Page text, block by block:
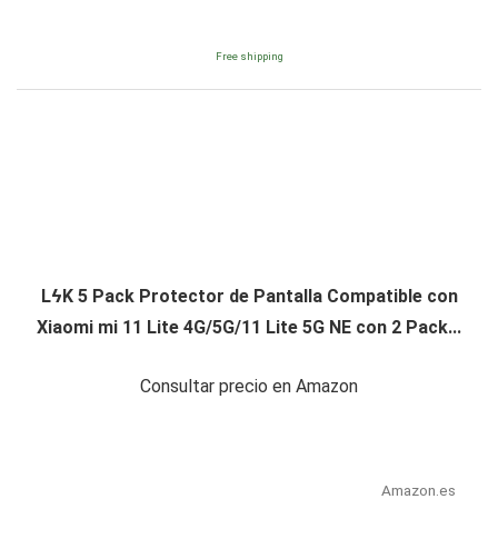
Free shipping
LϟK 5 Pack Protector de Pantalla Compatible con
Xiaomi mi 11 Lite 4G/5G/11 Lite 5G NE con 2 Pack...
Consultar precio en Amazon
Amazon.es